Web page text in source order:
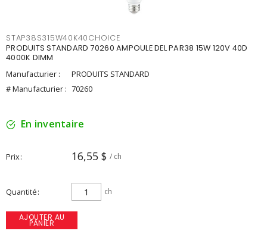
STAP38S315W40K40CHOICE
PRODUITS STANDARD 70260 AMPOULE DEL PAR38 15W 120V 40D
4000K DIMM
Manufacturier :
PRODUITS STANDARD
# Manufacturier : 70260
En inventaire
Prix 16,55 $ / ch
Quantité ch
AJOUTER AU
PANIER